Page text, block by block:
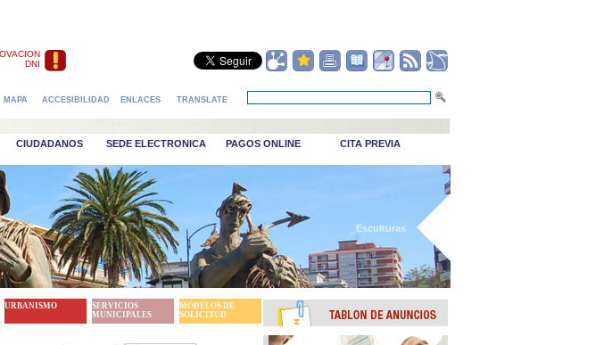
DNI
MAPA ACCESIBILIDAD ENLACES TRANSLATE
CIUDADANOS SEDE ELECTRONICA PAGOS ONLINE CITA PREVIA
_Esculturas
URBANISMO
SERVICIOS
MUNICIPALES
MODELOS DE
SOLICITUD